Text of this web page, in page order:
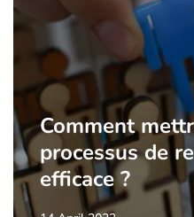
Comment
processus de
efficace ?